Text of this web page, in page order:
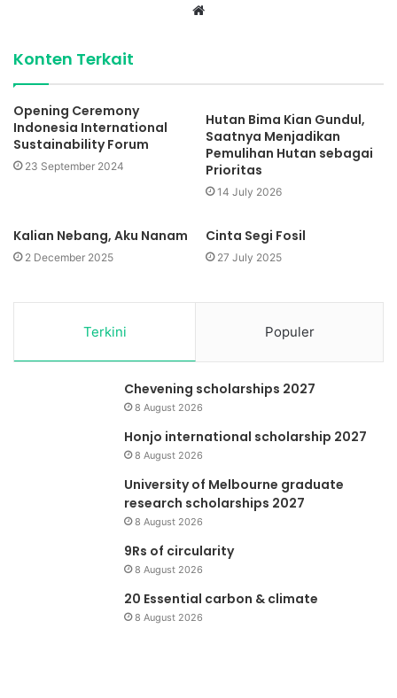
Website
Konten Terkait
Opening Ceremony
Indonesia International
Sustainability Forum
23 September 2024
Hutan Bima Kian Gundul,
Saatnya Menjadikan
Pemulihan Hutan sebagai
Prioritas
14 July 2026
Kalian Nebang, Aku Nanam
2 December 2025
Cinta Segi Fosil
27 July 2025
Terkini Populer
Chevening scholarships 2027
8 August 2026
Honjo international scholarship 2027
8 August 2026
University of Melbourne graduate
research scholarships 2027
8 August 2026
9Rs of circularity
8 August 2026
20 Essential carbon & climate
8 August 2026